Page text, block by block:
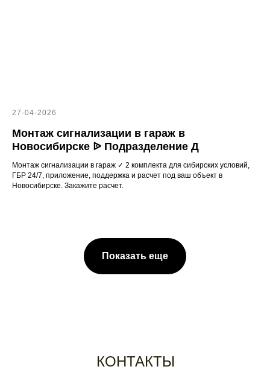
27-04-2026
Монтаж сигнализации в гараж в
Новосибирске ᐉ Подразделение Д
Монтаж сигнализации в гараж ✓ 2 комплекта для сибирских условий,
ГБР 24/7, приложение, поддержка и расчет под ваш объект в
Новосибирске. Закажите расчет.
Показать еще
КОНТАКТЫ